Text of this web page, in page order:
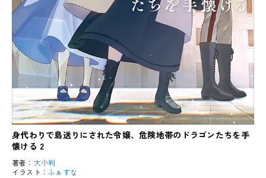
身代わりで島送りにされた令嬢、危険地帯のドラゴンたちを手
懐ける 2
著者： 大小判
イラスト：ふぁすな